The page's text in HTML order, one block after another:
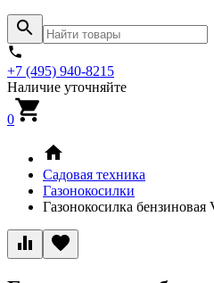
+7 (495) 940-8215
Наличие уточняйте
0
Садовая техника
Газонокосилки
Газонокосилка